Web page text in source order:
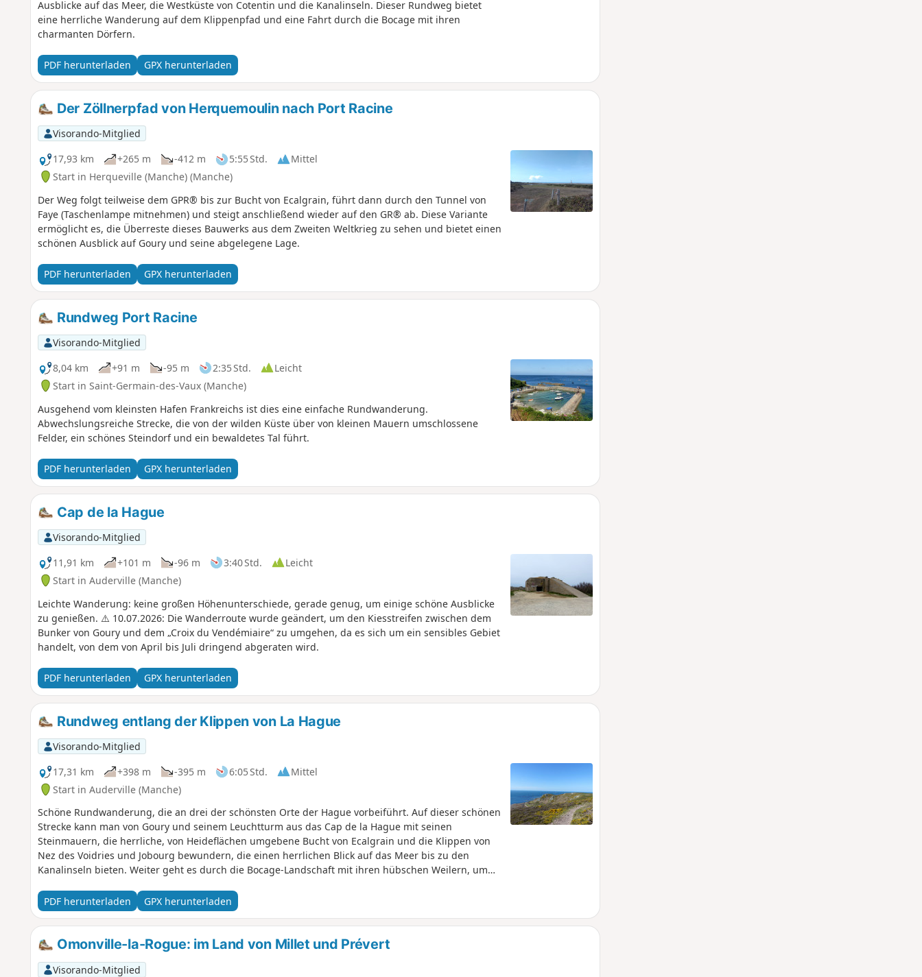
Ausblicke auf das Meer, die Westküste von Cotentin und die Kanalinseln. Dieser Rundweg bietet
eine herrliche Wanderung auf dem Klippenpfad und eine Fahrt durch die Bocage mit ihren
charmanten Dörfern.
PDF herunterladen GPX herunterladen
Der Zöllnerpfad von Herquemoulin nach Port Racine
Visorando-Mitglied
17,93 km
+265 m -412 m 5:55 Std.
Mittel
Start in Herqueville (Manche) (Manche)
Der Weg folgt teilweise dem GPR® bis zur Bucht von Ecalgrain, führt dann durch den Tunnel von
Faye (Taschenlampe mitnehmen) und steigt anschließend wieder auf den GR® ab. Diese Variante
ermöglicht es, die Überreste dieses Bauwerks aus dem Zweiten Weltkrieg zu sehen und bietet einen
schönen Ausblick auf Goury und seine abgelegene Lage.
PDF herunterladen GPX herunterladen
Rundweg Port Racine
Visorando-Mitglied
8,04 km
+91 m -95 m 2:35 Std.
Leicht
Start in Saint-Germain-des-Vaux (Manche)
Ausgehend vom kleinsten Hafen Frankreichs ist dies eine einfache Rundwanderung.
Abwechslungsreiche Strecke, die von der wilden Küste über von kleinen Mauern umschlossene
Felder, ein schönes Steindorf und ein bewaldetes Tal führt.
PDF herunterladen GPX herunterladen
Cap de la Hague
Visorando-Mitglied
11,91 km
+101 m -96 m 3:40 Std.
Leicht
Start in Auderville (Manche)
Leichte Wanderung: keine großen Höhenunterschiede, gerade genug, um einige schöne Ausblicke
zu genießen. ⚠️ 10.07.2026: Die Wanderroute wurde geändert, um den Kiesstreifen zwischen dem
Bunker von Goury und dem „Croix du Vendémiaire“ zu umgehen, da es sich um ein sensibles Gebiet
handelt, von dem von April bis Juli dringend abgeraten wird.
PDF herunterladen GPX herunterladen
Rundweg entlang der Klippen von La Hague
Visorando-Mitglied
17,31 km
+398 m -395 m 6:05 Std.
Mittel
Start in Auderville (Manche)
Schöne Rundwanderung, die an drei der schönsten Orte der Hague vorbeiführt. Auf dieser schönen
Strecke kann man von Goury und seinem Leuchtturm aus das Cap de la Hague mit seinen
Steinmauern, die herrliche, von Heideflächen umgebene Bucht von Ecalgrain und die Klippen von
Nez des Voidries und Jobourg bewundern, die einen herrlichen Blick auf das Meer bis zu den
Kanalinseln bieten. Weiter geht es durch die Bocage-Landschaft mit ihren hübschen Weilern, um
PDF herunterladen
GPX herunterladen
Omonville-la-Rogue: im Land von Millet und Prévert
Visorando-Mitglied